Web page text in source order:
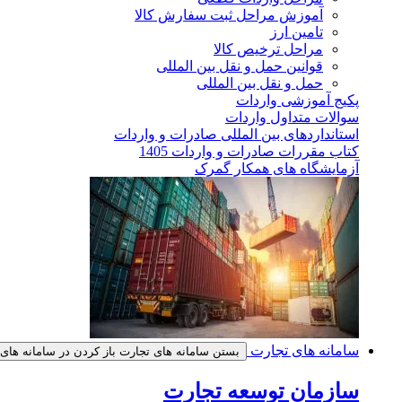
آموزش مراحل ثبت سفارش کالا
تامین ارز
مراحل ترخیص کالا
قوانین حمل و نقل بین المللی
حمل و نقل بین المللی
پکیج آموزشی واردات
سوالات متداول واردات
استانداردهای بین المللی صادرات و واردات
کتاب مقررات صادرات و واردات 1405
آزمایشگاه های همکار گمرک
سامانه های تجارت بستن سامانه های تجارت باز کردن در سامانه
سازمان توسعه تجارت